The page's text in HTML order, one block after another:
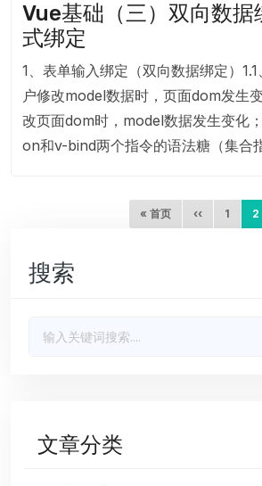
Vue基础（三）双向数据
式绑定
1、表单输入绑定（双向数据绑定）
户修改model数据时，页面dom发生
改页面dom时，model数据发生变化
on和v-bind两个指令的语法糖（集合
首页
« 首页 前一页
‹‹ 页面
1 2
搜索
文章分类